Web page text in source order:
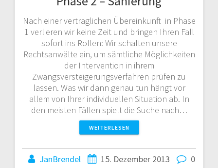
Nach einer vertraglichen Übereinkunft in Phase
1 verlieren wir keine Zeit und bringen Ihren Fall
sofort ins Rollen: Wir schalten unsere
Rechtsanwälte ein, um sämtliche Möglichkeiten
der Intervention in ihrem
Zwangsversteigerungsverfahren prüfen zu
lassen. Was wir dann genau tun hängt vor
allem von Ihrer individuellen Situation ab. In
den meisten Fällen spielt die Suche nach…
WEITERLESEN
JanBrendel 15. Dezember 2013 0